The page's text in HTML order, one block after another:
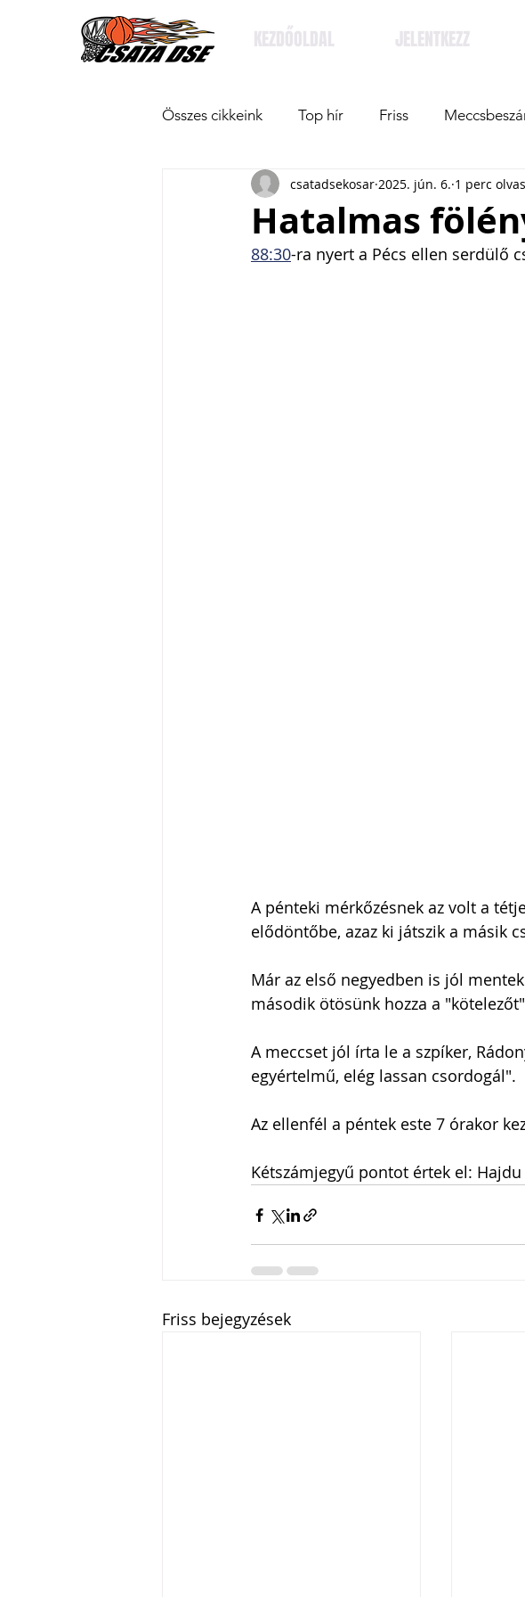
KEZDŐOLDAL JELENTKEZZ
Összes cikkeink Top hír Friss
Hatalmas
csatadsekosar 2025. jún. 6. 1 perc
88:30-ra nyert a Pécs ellen serdülő
A pénteki mérkőzésnek az volt a
elődöntőbe, azaz ki játszik a másik
Már az első negyedben is jól
második ötösünk hozza a
A meccset jól írta le a szpíker,
egyértelmű, elég lassan csordogál".
Az ellenfél a péntek este 7 órakor
Kétszámjegyű pontot értek el:
Friss bejegyzések